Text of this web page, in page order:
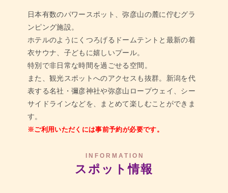
日本有数のパワースポット、弥彦山の麓に佇むグラ
ンピング施設。
ホテルのようにくつろげるドームテントと最新の着
衣サウナ、子どもに嬉しいプール。
特別で非日常な時間を過ごせる空間。
また、観光スポットへのアクセスも抜群。新潟を代
表する名社・彌彦神社や弥彦山ロープウェイ、 シー
サイドラインなどを、まとめて楽しむことができま
す。
※ご利用いただくには事前予約が必要です。
INFORMATION
スポット情報